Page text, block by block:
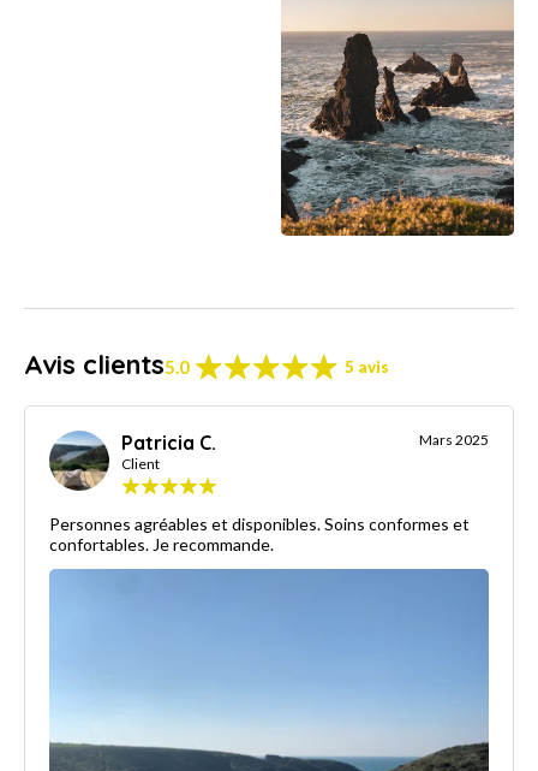
Avis clients5.0 5 avis
Patricia C.
Client
Mars 2025
Personnes agréables et disponibles. Soins conformes et
confortables. Je recommande.